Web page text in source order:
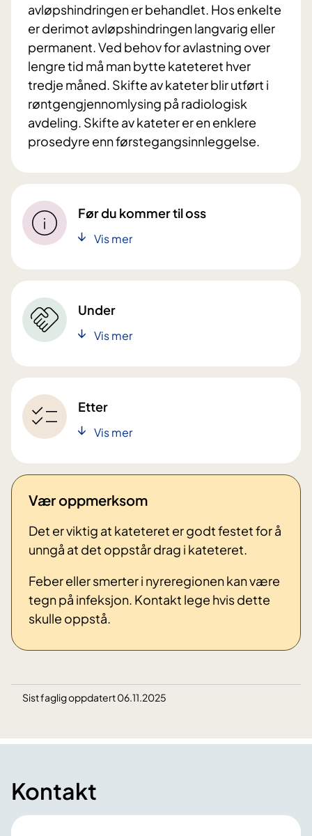
avløpshindringen er behandlet. Hos enkelte
er derimot avløpshindringen langvarig eller
permanent. Ved behov for avlastning over
lengre tid må man bytte kateteret hver
tredje måned. Skifte av kateter blir utført i
røntgengjennomlysing på radiologisk
avdeling. Skifte av kateter er en enklere
prosedyre enn førstegangsinnleggelse.
Før du kommer til oss
Vis mer
Under
Vis mer
Etter
Vis mer
Vær oppmerksom
Det er viktig at kateteret er godt festet for å
unngå at det oppstår drag i kateteret.
Feber eller smerter i nyreregionen kan være
tegn på infeksjon. Kontakt lege hvis dette
skulle oppstå.
Sist faglig oppdatert 06.11.2025
Kontakt